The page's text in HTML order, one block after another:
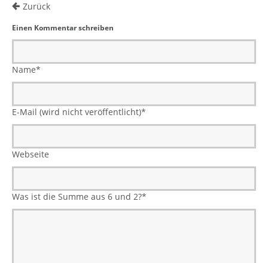
Zurück
Einen Kommentar schreiben
Name*
E-Mail (wird nicht veröffentlicht)*
Webseite
Was ist die Summe aus 6 und 2?*